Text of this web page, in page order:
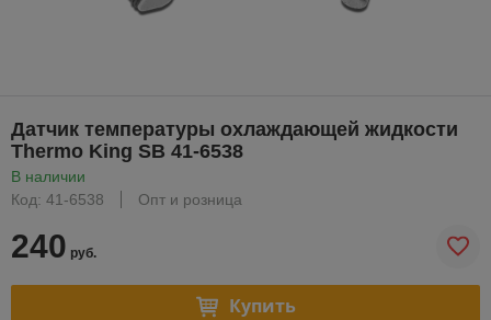
Датчик температуры охлаждающей жидкости
Thermo King SB 41-6538
В наличии
Код: 41-6538
Опт и розница
240 руб.
Купить